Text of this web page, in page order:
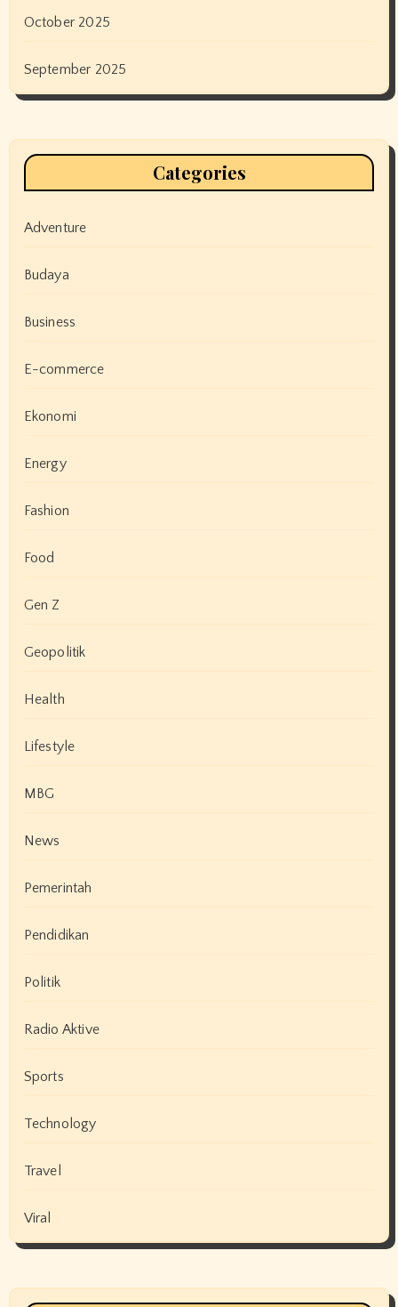
October 2025
September 2025
Categories
Adventure
Budaya
Business
E-commerce
Ekonomi
Energy
Fashion
Food
Gen Z
Geopolitik
Health
Lifestyle
MBG
News
Pemerintah
Pendidikan
Politik
Radio Aktive
Sports
Technology
Travel
Viral